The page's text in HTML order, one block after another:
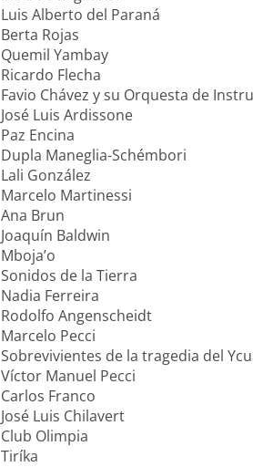
Luis Alberto del Paraná
Berta Rojas
Quemil Yambay
Ricardo Flecha
Favio Chávez y su Orquesta de
José Luis Ardissone
Paz Encina
Dupla Maneglia-Schémbori
Lali González
Marcelo Martinessi
Ana Brun
Joaquín Baldwin
Mboja’o
Sonidos de la Tierra
Nadia Ferreira
Rodolfo Angenscheidt
Marcelo Pecci
Sobrevivientes de la tragedia del
Víctor Manuel Pecci
Carlos Franco
José Luis Chilavert
Club Olimpia
Tiríka